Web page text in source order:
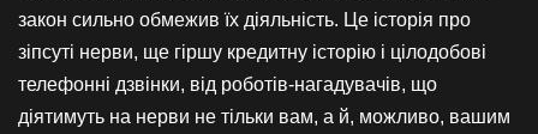
закон сильно обмежив їх діяльність. Це історія про
зіпсуті нерви, ще гіршу кредитну історію і цілодобові
телефонні дзвінки, від роботів-нагадувачів, що
діятимуть на нерви не тільки вам, а й, можливо, вашим